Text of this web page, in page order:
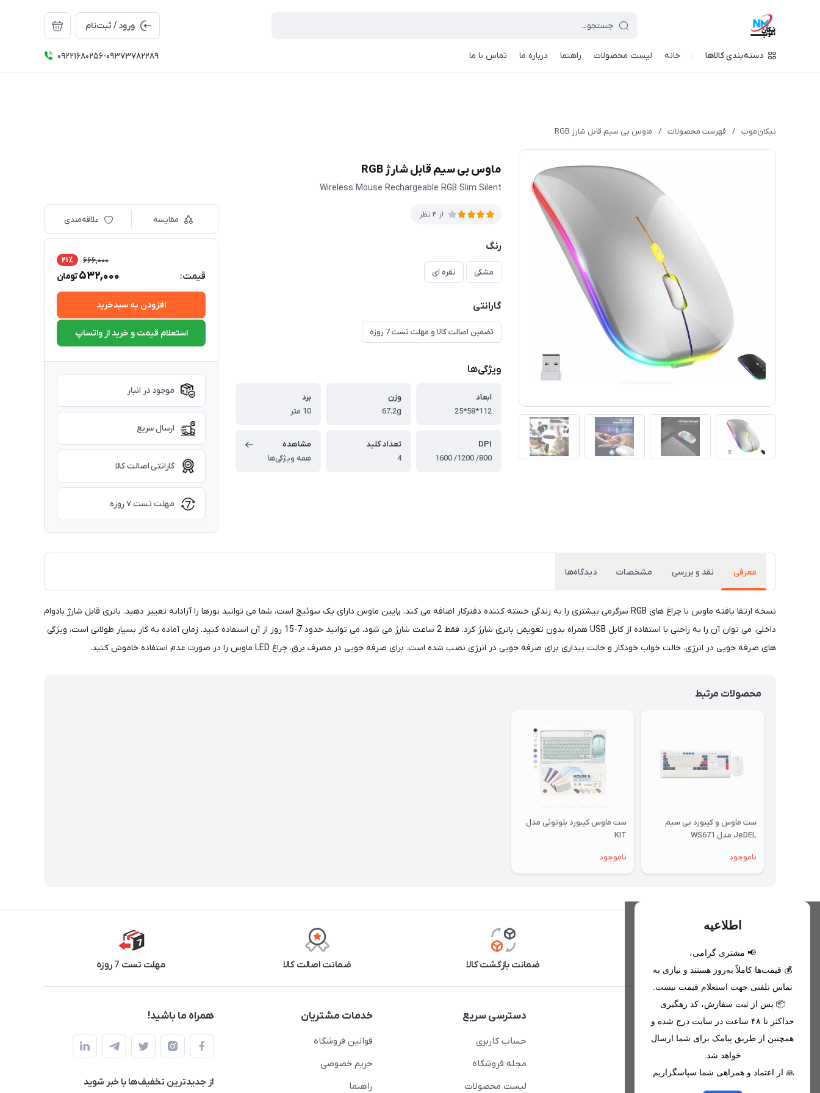
ورود / ثبت‌نام
دسته‌بندی کالاها خانه لیست محصولات راهنما درباره ما تماس با ما 09221680256-09373782289
نیکان‌موب / فهرست محصولات / ماوس بی سیم قابل شارژ RGB
ماوس بی سیم قابل شارژ RGB
Wireless Mouse Rechargeable RGB Slim Silent
از 4 نظر
رنگ
مشکی نقره ای
گارانتی
تضمین اصالت کالا و مهلت تست 7 روزه
ویژگی‌ها
ابعاد
112*58*25
وزن
67.2g
برد
10 متر
DPI
800/ 1200/ 1600
تعداد کلید
4
مشاهده
همه ویژگی‌ها
مقایسه علاقه‌مندی
قیمت:
666,000 21٪
532,000تومان
افزودن به سبدخرید
استعلام قیمت و خرید از واتساپ
موجود در انبار
ارسال سریع
گارانتی اصالت کالا
مهلت تست ۷ روزه
معرفی نقد و بررسی مشخصات دیدگاه‌ها
نسخه ارتقا یافته ماوس با چراغ های RGB سرگرمی بیشتری را به زندگی خسته کننده دفترکار اضافه می کند. پایین ماوس دارای یک سوئیچ است، شما می توانید نورها را آزادانه تغییر دهید. باتری قابل شارژ بادوام
داخلی، می توان آن را به راحتی با استفاده از کابل USB همراه بدون تعویض باتری شارژ کرد. فقط 2 ساعت شارژ می شود، می توانید حدود 7-15 روز از آن استفاده کنید. زمان آماده به کار بسیار طولانی است، ویژگی
های صرفه جویی در انرژی، حالت خواب خودکار و حالت بیداری برای صرفه جویی در انرژی نصب شده است. برای صرفه جویی در مصرف برق، چراغ LED ماوس را در صورت عدم استفاده خاموش کنید.
محصولات مرتبط
ست ماوس و کیبورد بی سیم
JeDEL مدل WS671
ناموجود
ست ماوس کیبورد بلوتوثی مدل
KIT
ناموجود
اطلاعیه
📢 مشتری گرامی،
💰 قیمت‌ها کاملاً به‌روز هستند و نیازی به
تماس تلفنی جهت استعلام قیمت نیست.
📦 پس از ثبت سفارش، کد رهگیری
حداکثر تا ۴۸ ساعت در سایت درج شده و
همچنین از طریق پیامک برای شما ارسال
خواهد شد.
🙏 از اعتماد و همراهی شما سپاسگزاریم.
تحویل اکسپرس(با هماهنگی) ضمانت بازگشت کالا ضمانت اصالت کالا مهلت تست 7 روزه
اطلاعات تماس
09221680256 - 09373782289
nikanmobstore@gmail.com
دسترسی سریع
حساب کاربری
مجله فروشگاه
لیست محصولات
خدمات مشتریان
قوانین فروشگاه
حریم خصوصی
راهنما
همراه ما باشید!
از جدید‌ترین تخفیف‌ها با‌ خبر شوید